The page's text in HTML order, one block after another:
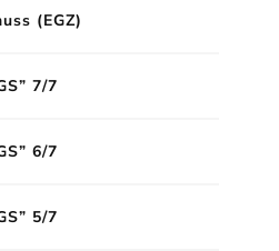
(EGZ)
7/7
6/7
5/7